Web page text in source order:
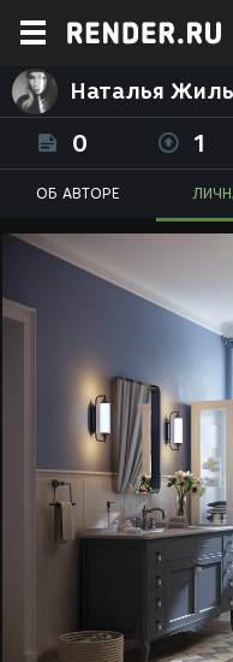
Наталья
0 1
ОБ АВТОРЕ